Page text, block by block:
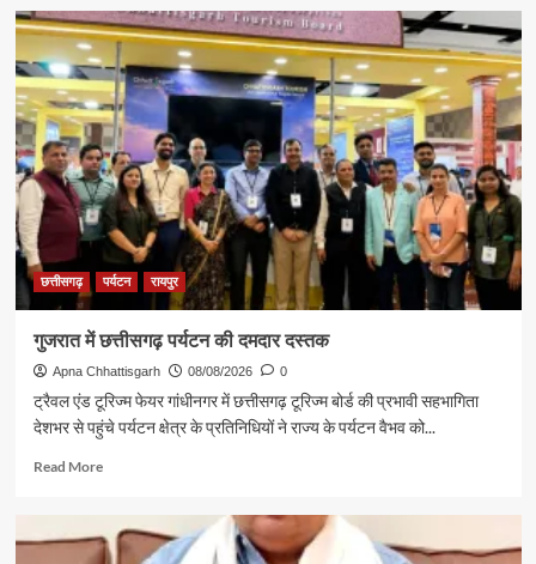
छत्तीसगढ़ पर्यटन रायपुर
गुजरात में छत्तीसगढ़ पर्यटन की दमदार दस्तक
Apna Chhattisgarh 08/08/2026 0
ट्रैवल एंड टूरिज्म फेयर गांधीनगर में छत्तीसगढ़ टूरिज्म बोर्ड की प्रभावी सहभागिता
देशभर से पहुंचे पर्यटन क्षेत्र के प्रतिनिधियों ने राज्य के पर्यटन वैभव को...
Read MoreRead
गुजरात
में